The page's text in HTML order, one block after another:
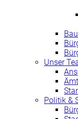
Unser
Politik &